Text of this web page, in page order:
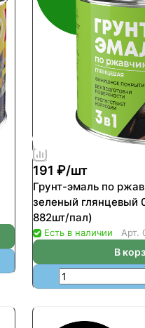
191 ₽/шт
Грунт-эмаль по
зеленый глянцевый
882шт/пал)
Есть в наличии Арт.
В